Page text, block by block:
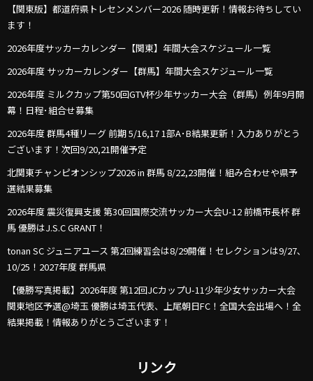
【関東版】都道府県トレセンメンバー2026 随時更新！情報お待ちしてい
ます！
2026年度サッカーカレンダー【関東】年間大会スケジュール一覧
2026年度 サッカーカレンダー【群馬】年間大会スケジュール一覧
2026年度 ミルクカップ第50回GTV杯少年サッカー大会（群馬）例年9月開
幕！日程･組合せ募集
2026年度 群馬4種リーグ 前期 5/16,17 1部A･B結果更新！入力ありがとう
ございます！次回9/20,21開催予定
北関東チャンピオンシップ2026 in 群馬 8/22,23開催！組み合わせや県予
選結果募集
2026年度 震災復興支援 第30回国際交流サッカー大会U-12 前橋市長杯 群
馬 優勝はJ.S.C GRANT！
tonan SC ジュニアユース 第2回練習会は8/29開催！セレクションは9/27､
10/25！2027年度 群馬県
【優勝写真掲載】2026年度 第12回JCカップU-11少年少女サッカー大会
関東地区予選@埼玉 優勝は埼玉代表、上尾朝日FC！全国大会出場へ！全
結果掲載！情報ありがとうございます！
リンク